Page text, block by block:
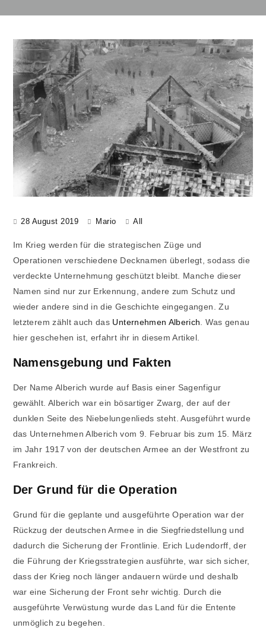
28 August 2019 Mario All
Im Krieg werden für die strategischen Züge und
Operationen verschiedene Decknamen überlegt, sodass die
verdeckte Unternehmung geschützt bleibt. Manche dieser
Namen sind nur zur Erkennung, andere zum Schutz und
wieder andere sind in die Geschichte eingegangen. Zu
letzterem zählt auch das Unternehmen Alberich . Was genau
hier geschehen ist, erfahrt ihr in diesem Artikel.
Namensgebung und Fakten
Der Name Alberich wurde auf Basis einer Sagenfigur
gewählt. Alberich war ein bösartiger Zwarg, der auf der
dunklen Seite des Niebelungenlieds steht. Ausgeführt wurde
das Unternehmen Alberich vom 9. Februar bis zum 15. März
im Jahr 1917 von der deutschen Armee an der Westfront zu
Frankreich.
Der Grund für die Operation
Grund für die geplante und ausgeführte Operation war der
Rückzug der deutschen Armee in die Siegfriedstellung und
dadurch die Sicherung der Frontlinie. Erich Ludendorff, der
die Führung der Kriegsstrategien ausführte, war sich sicher,
dass der Krieg noch länger andauern würde und deshalb
war eine Sicherung der Front sehr wichtig. Durch die
ausgeführte Verwüstung wurde das Land für die Entente
unmöglich zu begehen.